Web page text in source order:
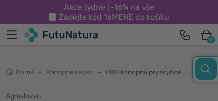
Akce týdne | -16% na vše
Zadejte kód 16MENE do košíku
0
Domů Konopné kapky CBD konopná pryskyřice - pasta, 16%
Agrosloven